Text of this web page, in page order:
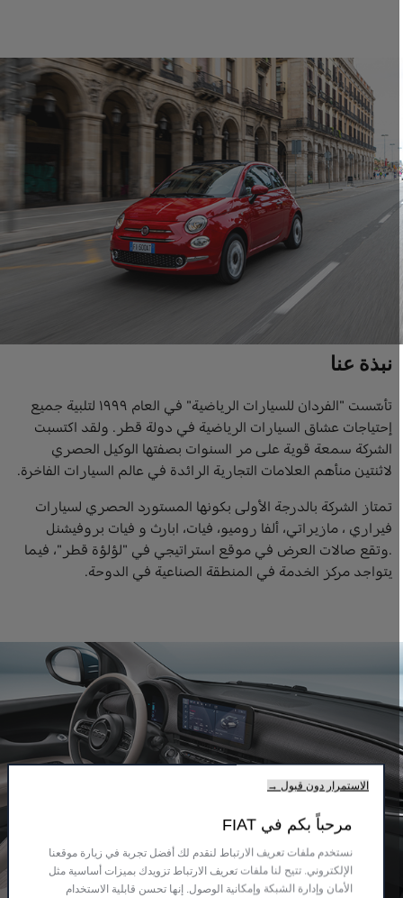
نبذة عنا
تأسّست "الفردان للسيارات الرياضية" في العام ١٩٩٩ لتلبية جميع
إحتياجات عشاق السيارات الرياضية في دولة قطر. ولقد اكتسبت
الشركة سمعة قوية على مر السنوات بصفتها الوكيل الحصري
لاثنتين منأهم العلامات التجارية الرائدة في عالم السيارات الفاخرة.
تمتاز الشركة بالدرجة الأولى بكونها المستورد الحصري لسيارات
فيراري ، مازيراتي، ألفا روميو، فيات، ابارث و فيات بروفيشنل
.وتقع صالات العرض في موقع استراتيجي في "لؤلؤة قطر"، فيما
يتواجد مركز الخدمة في المنطقة الصناعية في الدوحة.
الاستمرار دون قبول →
مرحباً بكم في FIAT
نستخدم ملفات تعريف الارتباط لنقدم لك أفضل تجربة في زيارة موقعنا
الإلكتروني. تتيح لنا ملفات تعريف الارتباط تزويدك بميزات أساسية مثل
الأمان وإدارة الشبكة وإمكانية الوصول. إنها تحسن قابلية الاستخدام